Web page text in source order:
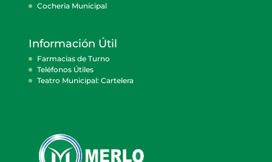
Cocheria Municipal
Información Útil
Farmacias de Turno
Teléfonos Útiles
Teatro Municipal: Cartelera